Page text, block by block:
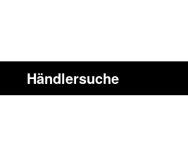
Händlersuche